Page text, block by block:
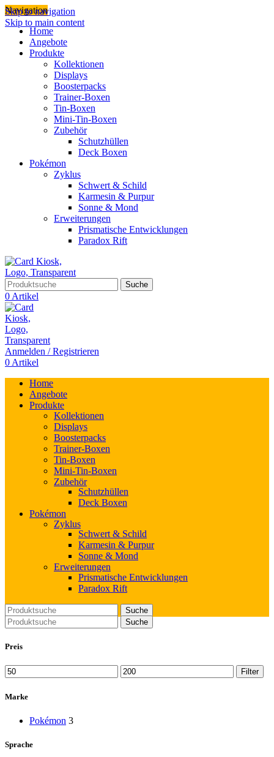
Skip to navigation
Skip to main content
Navigation
Home
Angebote
Produkte
Kollektionen
Displays
Boosterpacks
Trainer-Boxen
Tin-Boxen
Mini-Tin-Boxen
Zubehör
Schutzhüllen
Deck Boxen
Pokémon
Zyklus
Schwert & Schild
Karmesin & Purpur
Sonne & Mond
Erweiterungen
Prismatische Entwicklungen
Paradox Rift
Suche
0 Artikel
Anmelden / Registrieren
0 Artikel
Home
Angebote
Produkte
Kollektionen
Displays
Boosterpacks
Trainer-Boxen
Tin-Boxen
Mini-Tin-Boxen
Zubehör
Schutzhüllen
Deck Boxen
Pokémon
Zyklus
Schwert & Schild
Karmesin & Purpur
Sonne & Mond
Erweiterungen
Prismatische Entwicklungen
Paradox Rift
Suche
Suche
Preis
Min.
Preis
Max.
Preis
Filter
Marke
Pokémon 3
Sprache